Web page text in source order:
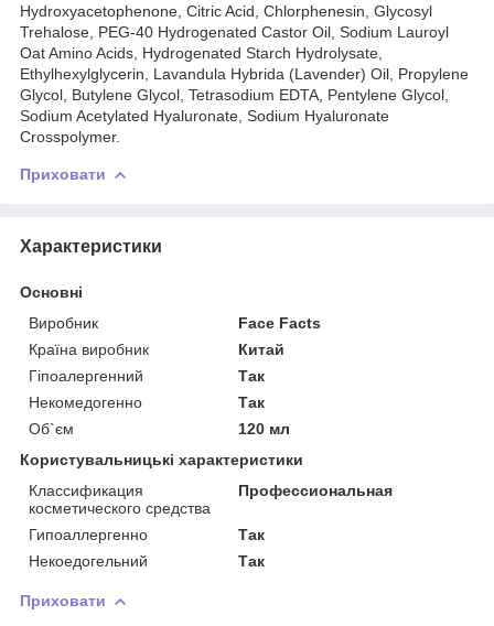
Hydroxyacetophenone, Citric Acid, Chlorphenesin, Glycosyl
Trehalose, PEG-40 Hydrogenated Castor Oil, Sodium Lauroyl
Oat Amino Acids, Hydrogenated Starch Hydrolysate,
Ethylhexylglycerin, Lavandula Hybrida (Lavender) Oil, Propylene
Glycol, Butylene Glycol, Tetrasodium EDTA, Pentylene Glycol,
Sodium Acetylated Hyaluronate, Sodium Hyaluronate
Crosspolymer.
Приховати
Характеристики
Основні
Виробник
Face Facts
Країна виробник
Китай
Гіпоалергенний
Так
Некомедогенно
Так
Об`єм
120 мл
Користувальницькі характеристики
Классификация
косметического средства
Профессиональная
Гипоаллергенно
Так
Некоедогельний
Так
Приховати